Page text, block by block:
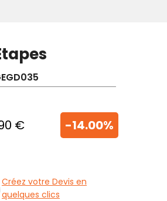
€ -14.00%
Créez votre Devis en
quelques clics